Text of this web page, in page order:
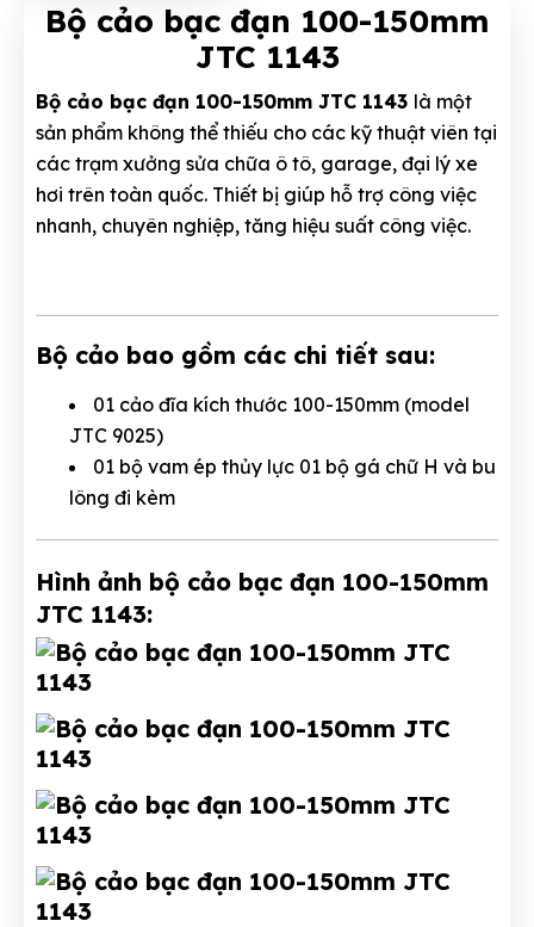
Bộ cảo bạc đạn 100-150mm
JTC 1143
Bộ cảo bạc đạn 100-150mm JTC 1143 là một
sản phẩm không thể thiếu cho các kỹ thuật viên tại
các trạm xưởng sửa chữa ô tô, garage, đại lý xe
hơi trên toàn quốc. Thiết bị giúp hỗ trợ công việc
nhanh, chuyên nghiệp, tăng hiệu suất công việc.
Bộ cảo bao gồm các chi tiết sau:
01 cảo đĩa kích thước 100-150mm (model
JTC 9025)
01 bộ vam ép thủy lực 01 bộ gá chữ H và bu
lông đi kèm
Hình ảnh bộ cảo bạc đạn 100-150mm
JTC 1143: